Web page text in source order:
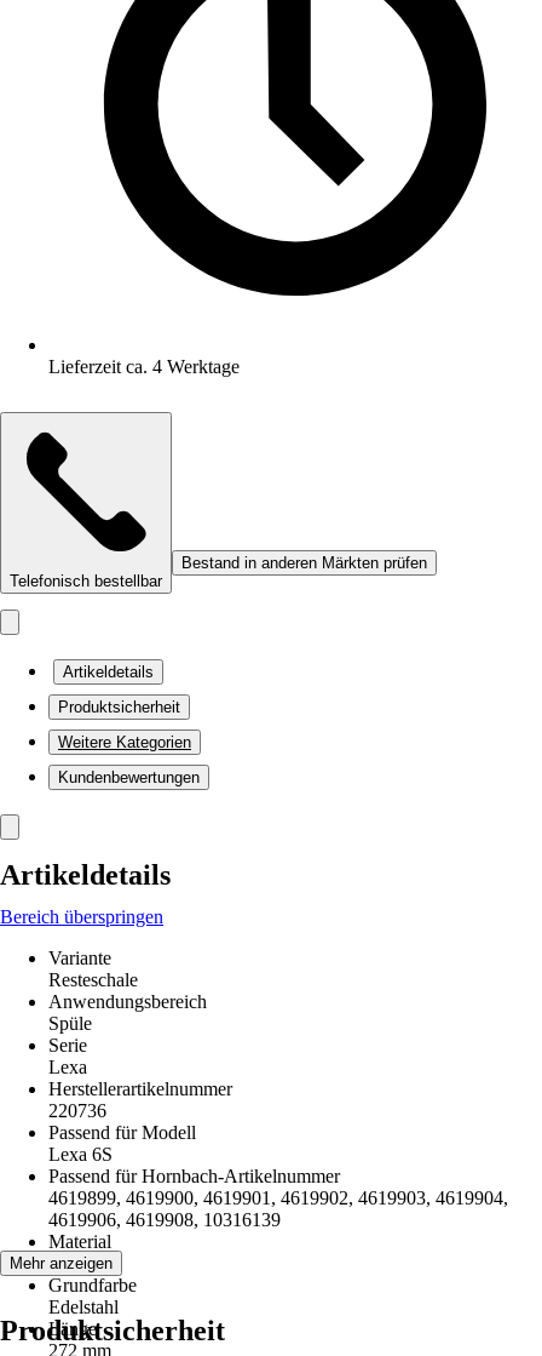
Lieferzeit ca. 4 Werktage
Telefonisch bestellbar
Bestand in anderen Märkten prüfen
Artikeldetails
Produktsicherheit
Weitere Kategorien
Kundenbewertungen
Artikeldetails
Bereich überspringen
Variante
Resteschale
Anwendungsbereich
Spüle
Serie
Lexa
Herstellerartikelnummer
220736
Passend für Modell
Lexa 6S
Passend für Hornbach-Artikelnummer
4619899, 4619900, 4619901, 4619902, 4619903, 4619904,
4619906, 4619908, 10316139
Material
Edelstahl
Grundfarbe
Edelstahl
Länge
272 mm
Mehr anzeigen
Produktsicherheit